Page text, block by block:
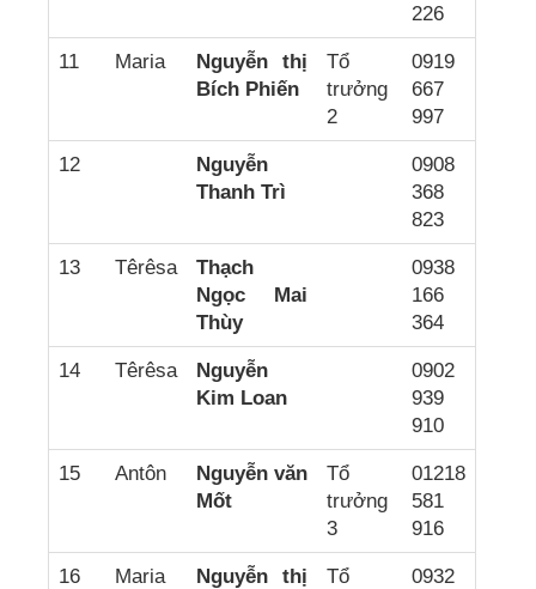
226
11 Maria
Nguyễn thị
Bích Phiến
Tổ
trưởng
2
0919
667
997
12
Nguyễn
Thanh Trì
0908
368
823
13 Têrêsa
Thạch
Ngọc Mai
Thùy
0938
166
364
14 Têrêsa
Nguyễn
Kim Loan
0902
939
910
15 Antôn
Nguyễn văn
Mốt
Tổ
trưởng
3
01218
581
916
16 Maria
Nguyễn thị
Tổ
0932